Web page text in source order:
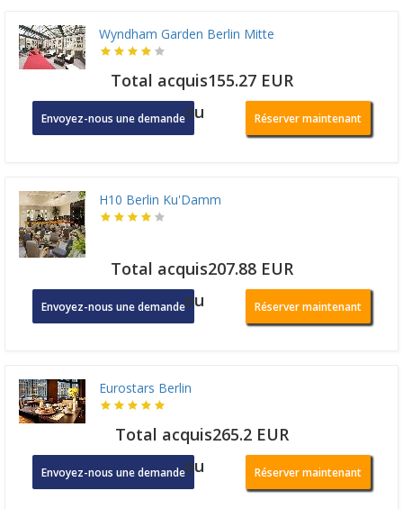
Wyndham Garden Berlin Mitte
Total acquis155.27 EUR
Envoyez-nous une demandeou Réserver maintenant
H10 Berlin Ku'Damm
Total acquis207.88 EUR
Envoyez-nous une demandeou Réserver maintenant
Eurostars Berlin
Total acquis265.2 EUR
Envoyez-nous une demandeou Réserver maintenant